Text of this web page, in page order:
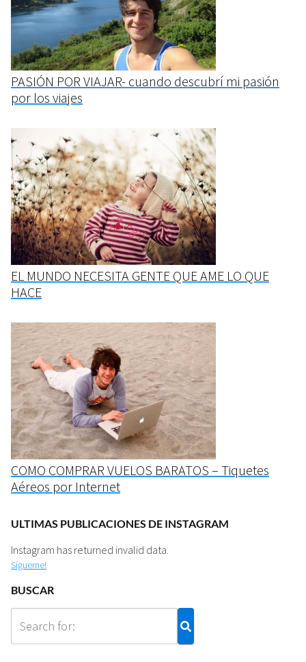
PASIÓN POR VIAJAR- cuando descubrí mi pasión
por los viajes
EL MUNDO NECESITA GENTE QUE AME LO QUE
HACE
COMO COMPRAR VUELOS BARATOS – Tiquetes
Aéreos por Internet
ULTIMAS PUBLICACIONES DE INSTAGRAM
Instagram has returned invalid data.
Sígueme!
BUSCAR